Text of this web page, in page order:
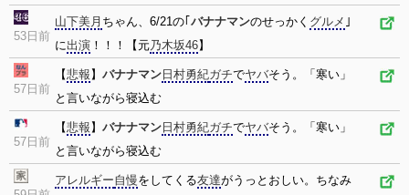
53日前
山下美月 ちゃん、6/21の｢ バナナマンのせっかく グルメ ｣
に出演 ！！！【元乃木坂46】
57日前
【悲報 】 バナナマン 日村勇紀ガチでヤバそう。「寒い」
と言いながら寝込む
57日前
【悲報 】 バナナマン 日村勇紀ガチでヤバそう。「寒い」
と言いながら寝込む
アレルギー自慢をしてくる友達がうっとおしい。ちなみ